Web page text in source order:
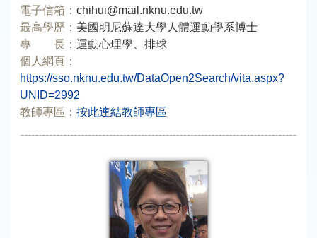
電子信箱： chihui@mail.nknu.edu.tw
最高學歷： 美國明尼蘇達大學人體運動學系博士
專 長： 運動心理學、排球
個人網頁：
https://sso.nknu.edu.tw/DataOpen2Search/vita.aspx?
UNID=2992
教師專區： 按此連結教師專區